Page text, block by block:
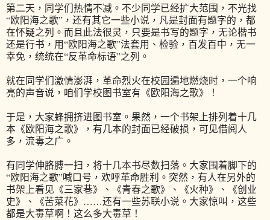
第二天，同学们热情不减。不少同学已经扩大范围，不光找
“欧阳海之歌”，还有其它一些小说，凡是封面有题字的，都
在怀疑之列。而且此法很灵，只要是书写的题字，无论楷书
还是行书，用“欧阳海之歌”法套用、检验，百发百中，无一
幸免，统统在“反革命标语”之列。
就在同学们激情澎湃，革命烈火在校园遍地燃烧时，一个响
亮的声音说，咱们学校图书室有《欧阳海之歌》！
于是，大家蜂拥挤进图书室。果然，一个书架上排列着十几
本《欧阳海之歌》，有几本的封面已经破损，可见借阅人
多，流毒之广。
有同学伸胳膊一扫，将十几本书尽数扫落。大家围着脚下的
“欧阳海之歌”喊口号，欢呼革命胜利。突然，有人在另外的
书架上看见《三家巷》、《青春之歌》、《火种》、《创业
史》、《苦菜花》……还有一些苏联小说。大家惊叫，这些
都是大毒草啊！这么多大毒草！